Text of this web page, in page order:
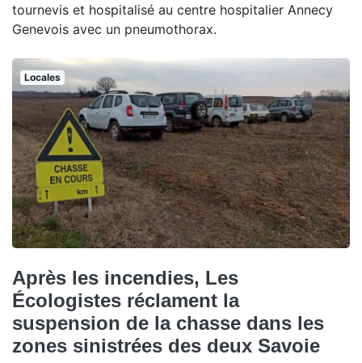
tournevis et hospitalisé au centre hospitalier Annecy
Genevois avec un pneumothorax.
Locales
Après les incendies, Les
Écologistes réclament la
suspension de la chasse dans les
zones sinistrées des deux Savoie